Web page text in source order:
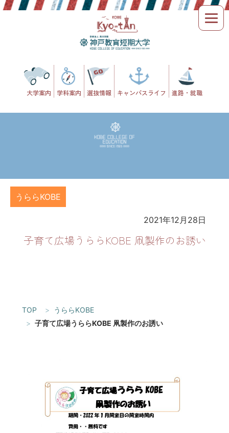
Skip
to
大学案内 学科案内 選抜情報 キャンパスライフ 進路・就職
うららKOBE
2021年12月28日
子育て広場うららKOBE 凧製作のお誘い
TOP
うららKOBE
子育て広場うららKOBE 凧製作のお誘い